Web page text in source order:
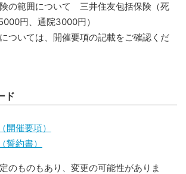
の範囲について 三井住友包括保険（死
円、通院3000円）
ついては、開催要項の記載をご確認くだ
ド
開催要項）
誓約書）
のものもあり、変更の可能性がありま